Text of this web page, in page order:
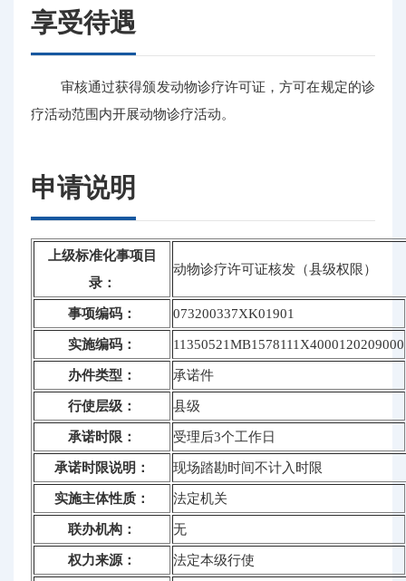
享受待遇
审核通过获得颁发动物诊疗许可证，方可在规定的诊
疗活动范围内开展动物诊疗活动。
申请说明
上级标准化事项目
录：
动物诊疗许可证核发（县级权限）
事项编码：
073200337XK01901
实施编码：
11350521MB1578111X4000120209000
办件类型：
承诺件
行使层级：
县级
承诺时限：
受理后3个工作日
承诺时限说明：
现场踏勘时间不计入时限
实施主体性质：
法定机关
联办机构：
无
权力来源：
法定本级行使